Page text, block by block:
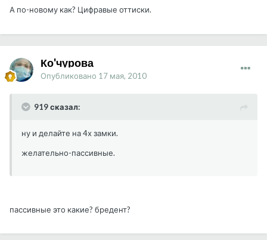
А по-новому как? Цифравые оттиски.
Ко'чурова
Опубликовано 17 мая, 2010
919 сказал:
ну и делайте на 4х замки.
желательно-пассивные.
пассивные это какие? бредент?